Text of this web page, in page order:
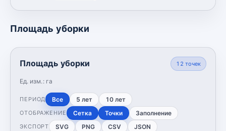
Площадь уборки
Площадь уборки
Ед. изм.: га
12 точек
ПЕРИОД Все 5 лет 10 лет
ОТОБРАЖЕНИЕ Сетка Точки Заполнение
ЭКСПОРТ SVG PNG CSV JSON